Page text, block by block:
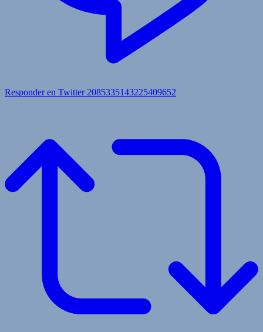
Responder en Twitter 2085335143225409652